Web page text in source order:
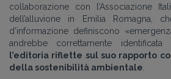
collaborazione con l’Associazione
dell’alluvione in Emilia Romagna,
d’informazione definiscono
andrebbe correttamente
l’editoria riflette sul suo rapporto
della sostenibilità ambientale